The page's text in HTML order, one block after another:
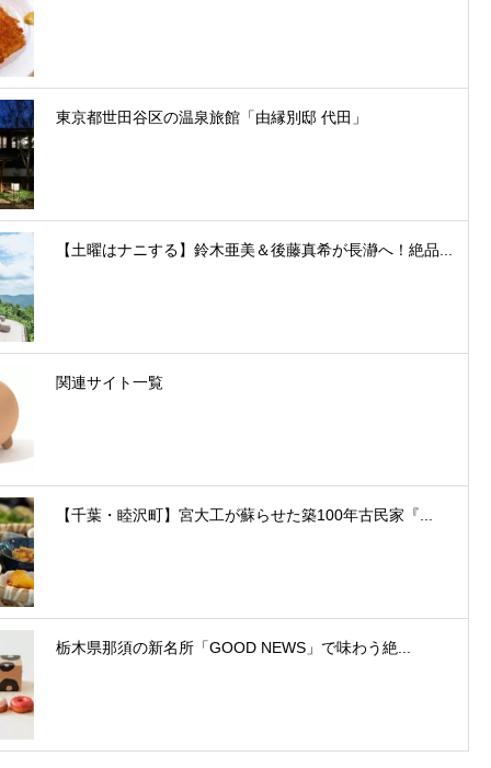
東京都世田谷区の温泉旅館「由縁別邸 代田」
【土曜はナニする】鈴木亜美＆後藤真希が長瀞へ！絶品...
関連サイト一覧
【千葉・睦沢町】宮大工が蘇らせた築100年古民家『...
栃木県那須の新名所「GOOD NEWS」で味わう絶...